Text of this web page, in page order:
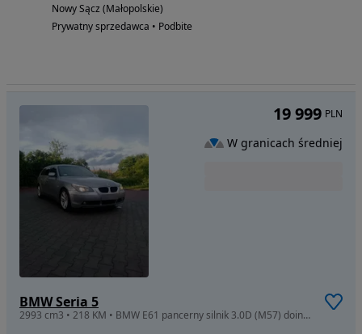
Nowy Sącz (Małopolskie)
Prywatny sprzedawca • Podbite
BMW Seria 5
2993 cm3 • 218 KM • BMW E61 pancerny silnik 3.0D (M57) doinwestowany egzemplarz
19 999 PLN
W granicach średniej